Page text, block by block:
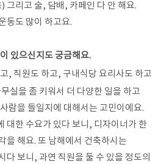
그리고 술, 담배, 카페인 다 안 해요.
동도 많이 하고요.
있으신지도 궁금해요.
, 직원도 하고, 구내식당 요리사도 하고
실을 좀 키워서 더 다양한 일을 하고
람을 들일지에 대해서는 고민이에요.
대한 수요가 있다 보니, 디자이너가 한
을 해요. 또 남해에서 건축하시는
다 보니, 과연 직원을 둘 수 있을 정도의